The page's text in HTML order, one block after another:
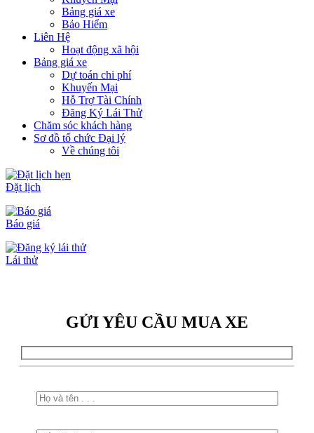
Bảng giá xe
Bảo Hiểm
Liên Hệ
Hoạt động xã hội
Bảng giá xe
Dự toán chi phí
Khuyến Mại
Hỗ Trợ Tài Chính
Đăng Ký Lái Thử
Chăm sóc khách hàng
Sơ đồ tổ chức Đại lý
Về chúng tôi
Đặt lịch
Báo giá
Lái thử
GỬI YÊU CẦU MUA XE